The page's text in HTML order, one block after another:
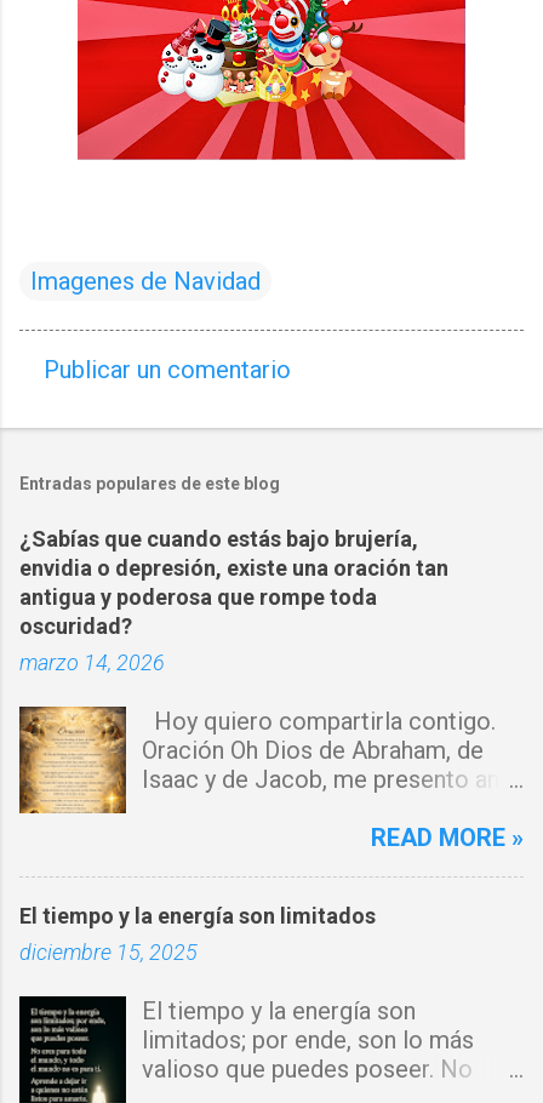
Imagenes de Navidad
o
e
n
t
a
r
i
s
Publicar un comentario
Entradas populares de este blog
¿Sabías que cuando estás bajo brujería,
envidia o depresión, existe una oración tan
antigua y poderosa que rompe toda
oscuridad?
marzo 14, 2026
Hoy quiero compartirla contigo.
Oración Oh Dios de Abraham, de
Isaac y de Jacob, me presento ante
por donde haya entrado la maldad.
Que tus ángeles guerreros cuiden
mi hogar y que el fuego del Espíritu
alrededor. Por el poder del Cordero
de Dios, rompo cadenas, destruyo
amarres y anulo toda palabra de
READ MORE »
El tiempo y la energía son limitados
diciembre 15, 2025
El tiempo y la energía son
limitados; por ende, son lo más
valioso que puedes poseer. No